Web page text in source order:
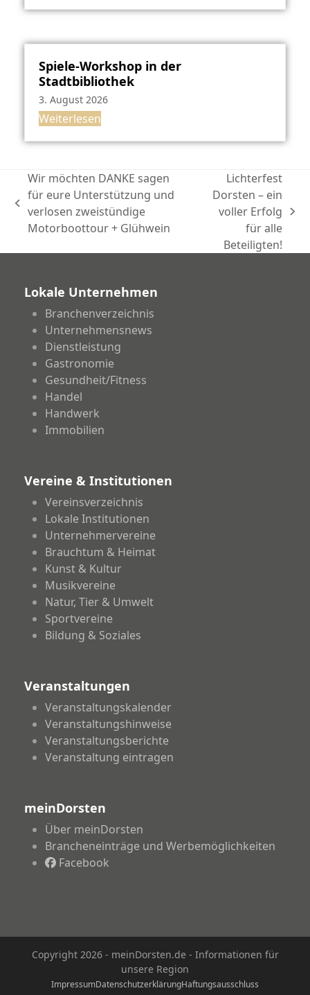
Spiele-Workshop in der
Stadtbibliothek
3. August 2026
Weiterlesen
vorheriger
Beitrag:
Wir möchten DANKE sagen
für eure Unterstützung und
verlosen zweistündige
Motorboottour + Glühwein
Nächster
Lichterfest
Dorsten – ein
voller Erfolg
für alle
Beteiligten!
Lokale Unternehmen
Branchenverzeichnis
Unternehmensnews
Dienstleistung
Gastronomie
Gesundheit/Fitness
Handel
Handwerk
Immobilien
Vereine & Institutionen
Vereinsverzeichnis
Lokale Institutionen
Unternehmervereine
Brauchtum & Heimat
Kunst & Kultur
Musikvereine
Natur, Tier & Umwelt
Sportvereine
Bildung & Soziales
Veranstaltungen
Veranstaltungskalender
Veranstaltungshinweise
Veranstaltungsberichte
Veranstaltung eintragen
meinDorsten
Über meinDorsten
Brancheneinträge und Werbemöglichkeiten
Facebook
Copyright 2026 - meinDorsten.de - Informationen für
unsere Region
ImpressumDatenschutzerklärungHaftungsausschluss